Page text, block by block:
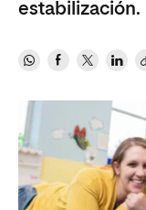
estabilización.